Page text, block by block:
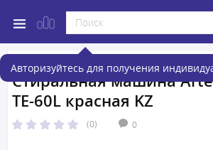
Авторизуйтесь для получения
Стиральная машина
TE-60L красная KZ
(0) 0